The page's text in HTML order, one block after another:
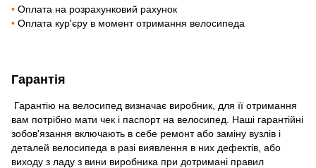
• Оплата на розрахунковий рахунок
• Оплата кур'єру в момент отримання велосипеда
Гарантія
Гарантію на велосипед визначає виробник, для її отримання
вам потрібно мати чек і паспорт на велосипед. Наші гарантійні
зобов'язання включають в себе ремонт або заміну вузлів і
деталей велосипеда в разі виявлення в них дефектів, або
виходу з ладу з вини виробника при дотримані правил